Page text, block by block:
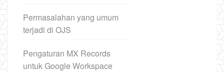
Permasalahan yang umum
terjadi di OJS
Pengaturan MX Records
untuk Google Workspace